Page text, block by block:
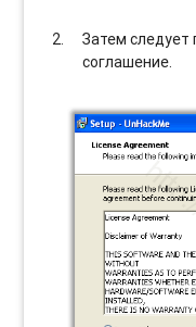
Затем следует
соглашение.